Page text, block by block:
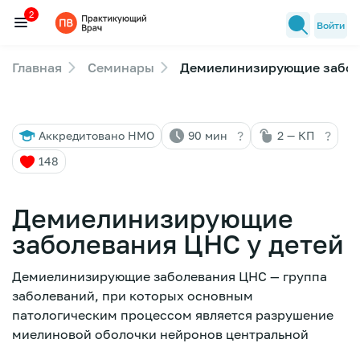
Семинары
Лекторы
FAQ
2
Войти
Главная Семинары Демиелинизирующие
Аккредитовано НМО 90 мин ? 2 — КП ?
148
Демиелинизирующие
заболевания ЦНС у детей
Демиелинизирующие заболевания ЦНС — группа
заболеваний, при которых основным
патологическим процессом является разрушение
миелиновой оболочки нейронов центральной